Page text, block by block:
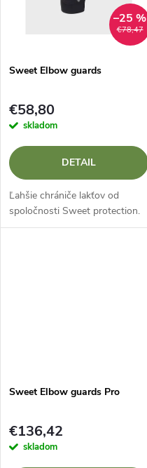
v
v
€78,47
–25 %
Sweet Elbow guards
€58,80
skladom
DETAIL
Ľahšie chrániče lakťov od
spoločnosti Sweet protection.
Sweet Elbow guards Pro
€136,42
skladom